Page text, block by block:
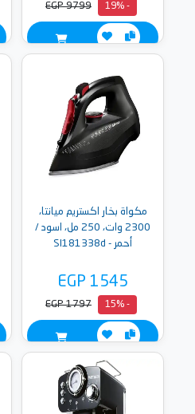
- 19%
EGP 9799
مكواة بخار اكستريم ميانتا،
2300 وات، 250 مل، اسود /
أحمر - SI181338d
EGP 1545
- 15%
EGP 1797